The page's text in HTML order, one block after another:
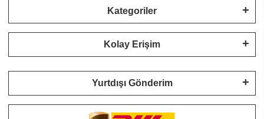
Kategoriler
Kolay Erişim
Yurtdışı Gönderim